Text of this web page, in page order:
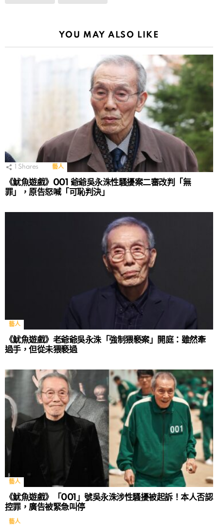
YOU MAY ALSO LIKE
Shares 藝人
《魷魚遊戲》001 爺爺吳永洙性騷擾案二審改判「無
罪」，原告怒喊「可恥判決」
藝人
《魷魚遊戲》老爺爺吳永洙「強制猥褻案」開庭：雖然牽
過手，但從未猥褻過
藝人
《魷魚遊戲》「001」號吳永洙涉性騷擾被起訴！本人否認
控罪，廣告被緊急叫停
藝人